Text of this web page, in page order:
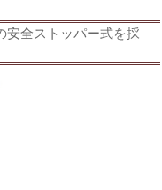
安全ストッパー式を採